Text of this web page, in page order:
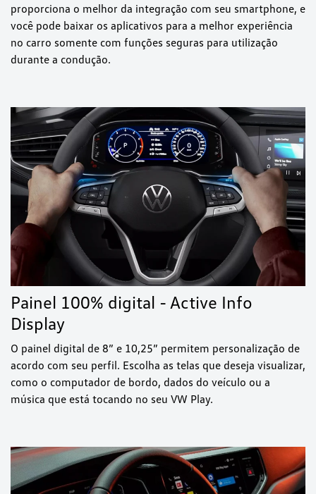
proporciona o melhor da integração com seu smartphone, e
você pode baixar os aplicativos para a melhor experiência
no carro somente com funções seguras para utilização
durante a condução.
Painel 100% digital - Active Info
Display
O painel digital de 8” e 10,25” permitem personalização de
acordo com seu perfil. Escolha as telas que deseja visualizar,
como o computador de bordo, dados do veículo ou a
música que está tocando no seu VW Play.